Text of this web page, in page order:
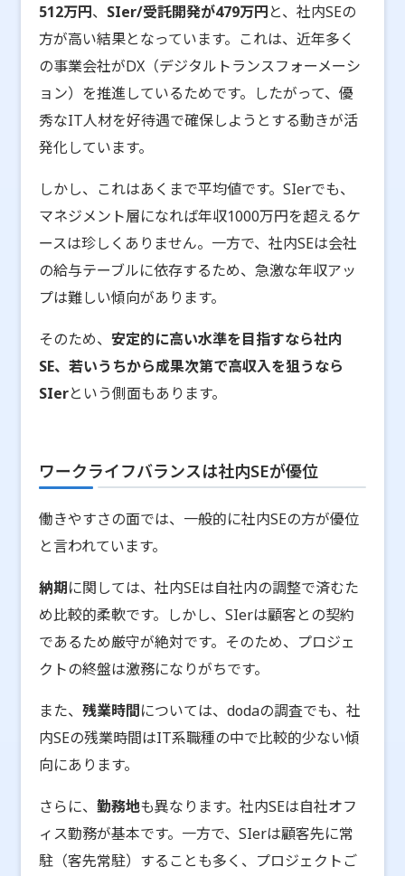
512万円、 SIer/受託開発が479万円と、社内SEの
方が高い結果となっています。これは、近年多く
の事業会社がDX（デジタルトランスフォーメーシ
ョン）を推進しているためです。したがって、優
秀なIT人材を好待遇で確保しようとする動きが活
発化しています。
しかし、これはあくまで平均値です。SIerでも、
マネジメント層になれば年収1000万円を超えるケ
ースは珍しくありません。一方で、社内SEは会社
の給与テーブルに依存するため、急激な年収アッ
プは難しい傾向があります。
そのため、 安定的に高い水準を目指すなら社内
SE、若いうちから成果次第で高収入を狙うなら
SIerという側面もあります。
ワークライフバランスは社内SEが優位
働きやすさの面では、一般的に社内SEの方が優位
と言われています。
納期に関しては、社内SEは自社内の調整で済むた
め比較的柔軟です。しかし、SIerは顧客との契約
であるため厳守が絶対です。そのため、プロジェ
クトの終盤は激務になりがちです。
また、 残業時間については、dodaの調査でも、社
内SEの残業時間はIT系職種の中で比較的少ない傾
向にあります。
さらに、 勤務地も異なります。社内SEは自社オフ
ィス勤務が基本です。一方で、SIerは顧客先に常
駐（客先常駐）することも多く、プロジェクトご